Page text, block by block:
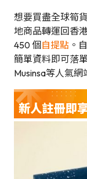
想要買盡全球筍
地商品轉運回香
450 個 自提點 。
簡單資料即可落
Musinsa等人氣網